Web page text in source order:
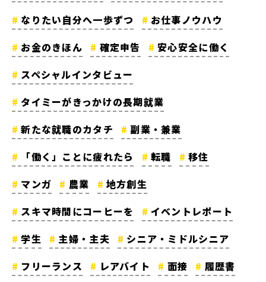
なりたい自分へ一歩ずつ
お仕事ノウハウ
お金のきほん
確定申告
安心安全に働く
スペシャルインタビュー
タイミーがきっかけの長期就業
新たな就職のカタチ
副業・兼業
「働く」ことに疲れたら
転職
移住
マンガ
農業
地方創生
スキマ時間にコーヒーを
イベントレポート
学生
主婦・主夫
シニア・ミドルシニア
フリーランス
レアバイト 面接
履歴書